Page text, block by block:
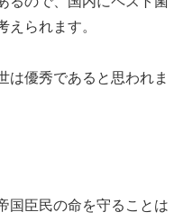
えられます。
は優秀であると思われま
国臣民の命を守ることは